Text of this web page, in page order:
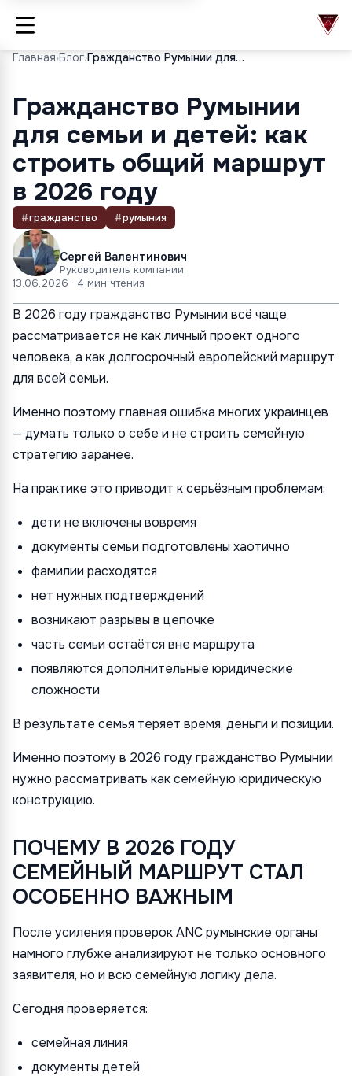
Главная›Блог› Гражданство Румынии для семьи и детей: как строить общий маршрут в 2026 году
Гражданство Румынии
для семьи и детей: как
строить общий маршрут
в 2026 году
#гражданство #румыния
Сергей Валентинович
Руководитель компании
13.06.2026 · 4 мин чтения
В 2026 году гражданство Румынии всё чаще
рассматривается не как личный проект одного
человека, а как долгосрочный европейский маршрут
для всей семьи.
Именно поэтому главная ошибка многих украинцев
— думать только о себе и не строить семейную
стратегию заранее.
На практике это приводит к серьёзным проблемам:
дети не включены вовремя
документы семьи подготовлены хаотично
фамилии расходятся
нет нужных подтверждений
возникают разрывы в цепочке
часть семьи остаётся вне маршрута
появляются дополнительные юридические
сложности
В результате семья теряет время, деньги и позиции.
Именно поэтому в 2026 году гражданство Румынии
нужно рассматривать как семейную юридическую
конструкцию.
ПОЧЕМУ В 2026 ГОДУ
СЕМЕЙНЫЙ МАРШРУТ СТАЛ
ОСОБЕННО ВАЖНЫМ
После усиления проверок ANC румынские органы
намного глубже анализируют не только основного
заявителя, но и всю семейную логику дела.
Сегодня проверяется:
семейная линия
документы детей